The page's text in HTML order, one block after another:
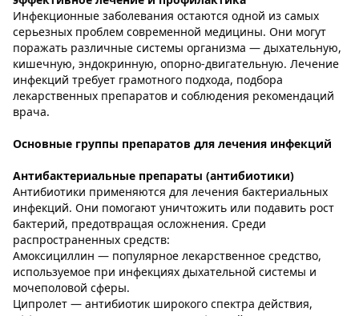
Инфекционные заболевания остаются одной из самых
серьезных проблем современной медицины. Они могут
поражать различные системы организма — дыхательную,
кишечную, эндокринную, опорно-двигательную. Лечение
инфекций требует грамотного подхода, подбора
лекарственных препаратов и соблюдения рекомендаций
врача.
Основные группы препаратов для лечения инфекций
Антибактериальные препараты (антибиотики)
Антибиотики применяются для лечения бактериальных
инфекций. Они помогают уничтожить или подавить рост
бактерий, предотвращая осложнения. Среди
распространенных средств:
Амоксициллин — популярное лекарственное средство,
используемое при инфекциях дыхательной системы и
мочеполовой сферы.
Ципролет — антибиотик широкого спектра действия,